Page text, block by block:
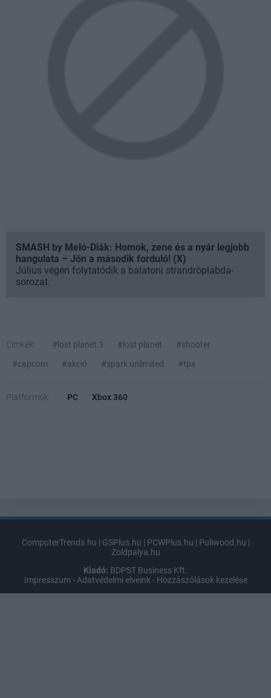
SMASH by Meló-Diák: Homok, zene és a nyár legjobb
hangulata – Jön a második forduló! (X)
Július végén folytatódik a balatoni strandröplabda-
sorozat.
Címkék: #lost planet 3 #lost planet
#shooter
#capcom
#akció #spark unlimited #tps
Platformok: PC Xbox 360
ComputerTrends.hu | GSPlus.hu | PCWPlus.hu | Puliwood.hu |
Zoldpalya.hu
Kiadó: BDPST Business Kft.
Impresszum - Adatvédelmi elveink - Hozzászólások kezelése